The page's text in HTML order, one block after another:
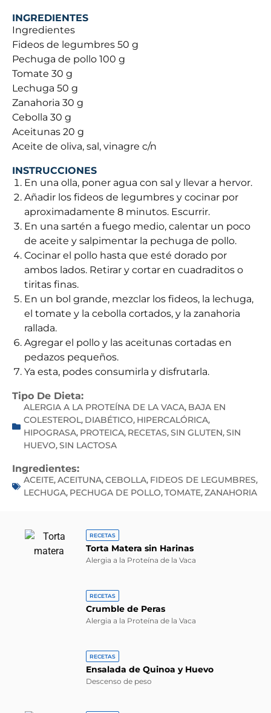
INGREDIENTES
Ingredientes
Fideos de legumbres 50 g
Pechuga de pollo 100 g
Tomate 30 g
Lechuga 50 g
Zanahoria 30 g
Cebolla 30 g
Aceitunas 20 g
Aceite de oliva, sal, vinagre c/n
INSTRUCCIONES
En una olla, poner agua con sal y llevar a hervor.
Añadir los fideos de legumbres y cocinar por
aproximadamente 8 minutos. Escurrir.
En una sartén a fuego medio, calentar un poco
de aceite y salpimentar la pechuga de pollo.
Cocinar el pollo hasta que esté dorado por
ambos lados. Retirar y cortar en cuadraditos o
tiritas finas.
En un bol grande, mezclar los fideos, la lechuga,
el tomate y la cebolla cortados, y la zanahoria
rallada.
Agregar el pollo y las aceitunas cortadas en
pedazos pequeños.
Ya esta, podes consumirla y disfrutarla.
Tipo De Dieta:
ALERGIA A LA PROTEÍNA DE LA VACA, BAJA EN
COLESTEROL, DIABÉTICO, HIPERCALÓRICA,
HIPOGRASA, PROTEICA, RECETAS,SIN GLUTEN,SIN
HUEVO,SIN LACTOSA
Ingredientes:
ACEITE,ACEITUNA,CEBOLLA, FIDEOS DE LEGUMBRES,
LECHUGA, PECHUGA DE POLLO,TOMATE,ZANAHORIA
RECETAS
Torta Matera sin Harinas
Alergia a la Proteína de la Vaca
RECETAS
Crumble de Peras
Alergia a la Proteína de la Vaca
RECETAS
Ensalada de Quinoa y Huevo
Descenso de peso